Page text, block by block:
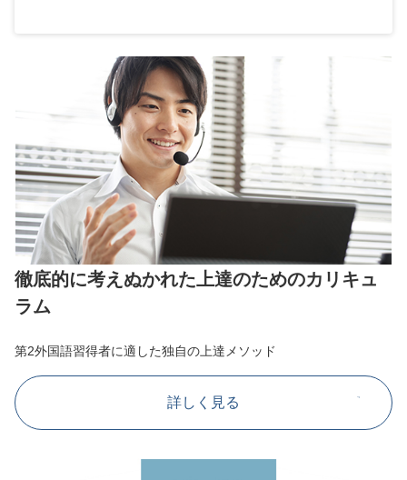
徹底的に考えぬかれた上達のためのカリキュ
ラム
第2外国語習得者に適した独自の上達メソッド
詳しく見る